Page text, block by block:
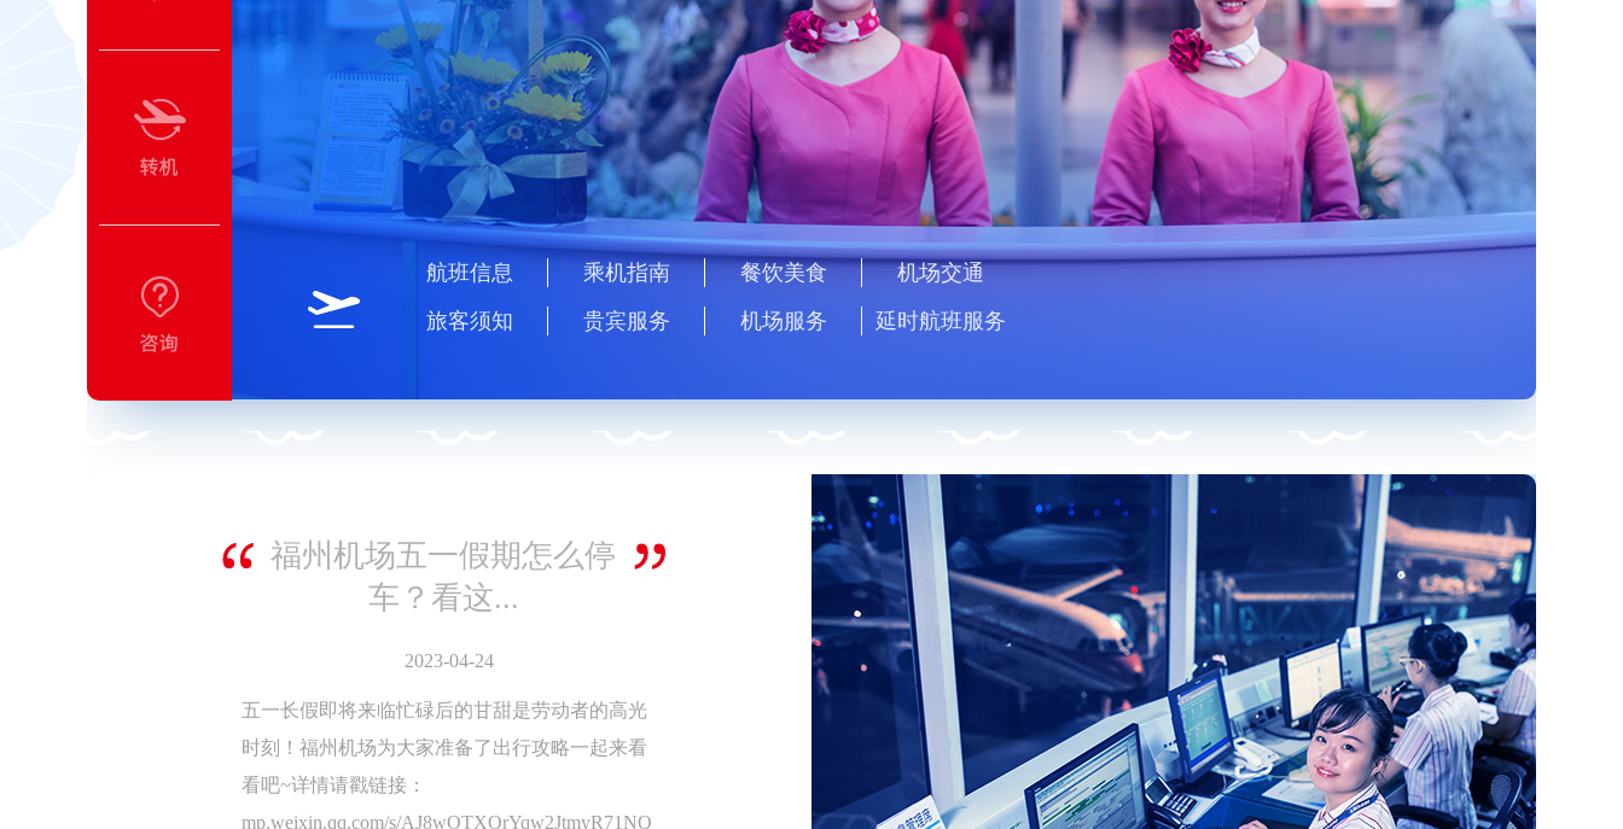
航班信息 乘机指南 餐饮美食
机场交通
旅客须知
贵宾服务 机场服务 延时航班服务
福州=曼谷廊曼启航 两地
出行新添航线
2023-04-24
为进一步满足旅客往来中泰，为两地的商务沟通
和旅游出行提供更加便捷的出行方式，福州机场
计划于4月26日起开通由九元航空执飞的福州=曼
谷廊曼航线，首航航班福州始发往返价格仅¥1399